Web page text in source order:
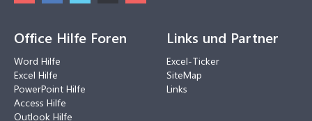
Office Hilfe Foren
Word Hilfe
Excel Hilfe
PowerPoint Hilfe
Access Hilfe
Outlook Hilfe
Links und Partner
Excel-Ticker
SiteMap
Links